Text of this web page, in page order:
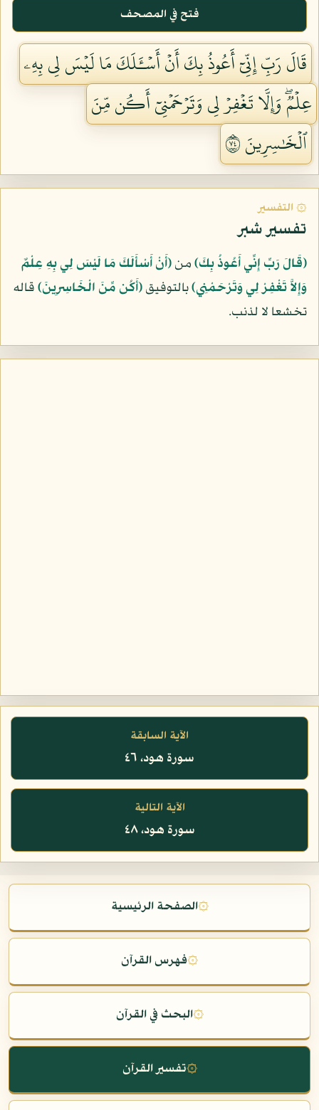
فتح في المصحف
قَالَ رَبِّ إِنِّيٓ أَعُوذُ بِكَ أَنۡ أَسۡـَٔلَكَ مَا لَيۡسَ لِي بِهِۦ
عِلۡمٞۖ وَإِلَّا تَغۡفِرۡ لِي وَتَرۡحَمۡنِيٓ أَكُن مِّنَ
ٱلۡخَٰسِرِينَ ٤٧
۞ التفسير
تفسير شبر
﴿قَالَ رَبِّ إِنِّي أَعُوذُ بِكَ﴾من﴿أَنْ أَسْأَلَكَ مَا لَيْسَ لِي بِهِ عِلْمٌ
وَإِلاَّ تَغْفِرْ لِي وَتَرْحَمْنِي﴾بالتوفيق﴿أَكُن مِّنَ الْخَاسِرِينَ﴾قاله
تخشعا لا لذنب.
الآية السابقة
سورة هود، ٤٦
الآية التالية
سورة هود، ٤٨
۞الصفحة الرئيسية
۞فهرس القرآن
۞البحث في القرآن
۞تفسير القرآن